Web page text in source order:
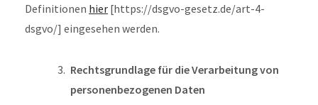
Definitionen hier [https://dsgvo-gesetz.de/art-4-
dsgvo/] eingesehen werden.
Rechtsgrundlage für die Verarbeitung von
personenbezogenen Daten